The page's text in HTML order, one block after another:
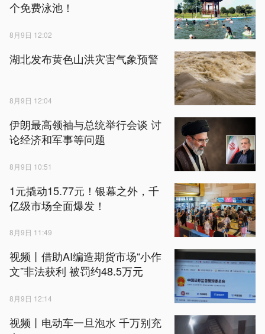
个免费泳池！
8月9日 12:02
湖北发布黄色山洪灾害气象预警
8月9日 12:04
伊朗最高领袖与总统举行会谈 讨
论经济和军事等问题
8月9日 10:51
1元撬动15.77元！银幕之外，千
亿级市场全面爆发！
8月9日 11:49
视频丨借助AI编造期货市场“小作
文”非法获利 被罚约48.5万元
8月9日 12:14
视频丨电动车一旦泡水 千万别充